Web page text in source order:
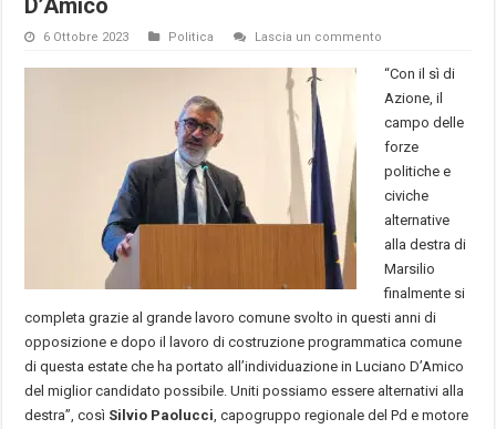
D’Amico
6 Ottobre 2023 Politica Lascia un commento
“Con il sì di
Azione, il
campo delle
forze
politiche e
civiche
alternative
alla destra di
Marsilio
finalmente si
completa grazie al grande lavoro comune svolto in questi anni di
opposizione e dopo il lavoro di costruzione programmatica comune
di questa estate che ha portato all’individuazione in Luciano D’Amico
del miglior candidato possibile. Uniti possiamo essere alternativi alla
destra”, così Silvio Paolucci , capogruppo regionale del Pd e motore